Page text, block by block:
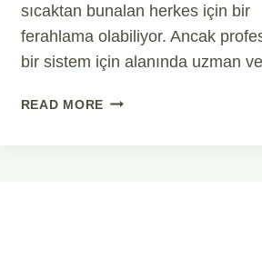
sıcaktan bunalan herkes için bir
ferahlama olabiliyor. Ancak
bir sistem için alanında uzman
READ MORE BEYLIKDÜZÜ